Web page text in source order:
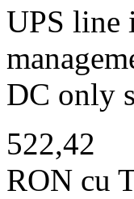
UPS line
DC only
522,42
RON cu